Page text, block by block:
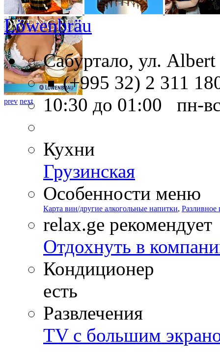
prev next
Löwenbräu
Сабуртало, ул.
(+995 32) 2 311
10:30 до 01:00 пн-
Кухни
Грузинская
Особенности меню
Карта вин/другие алкогольные напитки, Разливное
relax.ge рекомендует
Отдохнуть в
Кондиционер
есть
Развлечения
TV с большим